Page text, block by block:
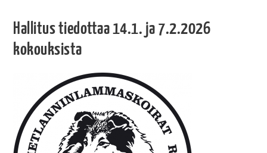
Hallitus tiedottaa 14.1. ja 7.2.2026
kokouksista